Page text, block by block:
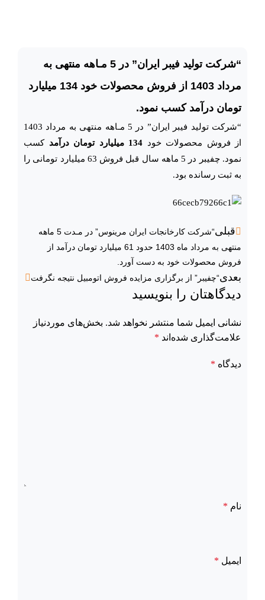
“شرکت تولید فیبر ایران” در 5 مـاهه منتهی به
مرداد 1403 از فروش محصولات خود 134 میلیارد
تومان درآمد کسب نمود.
“شرکت تولید فیبر ایران” در 5 مـاهه منتهی به مرداد 1403
از فروش محصولات خود 134 میلیارد تومان درآمد
کسب
نمود. چفیبر در 5 ماهه سال قبل فروش 63 میلیارد تومانی را
به ثبت رسانده بود.
قبلی
“شرکت کارخانجات ایران مرینوس” در مـدت 5 ماهه
منتهی به مرداد ماه 1403 حدود 61 میلیارد تومان درآمد از
فروش محصولات خود به دست آورد.
بعدی“چفیبر” از برگزاری مزایده فروش اتومبیل نتیجه نگرفت
دیدگاهتان را بنویسید
نشانی ایمیل شما منتشر نخواهد شد. بخش‌های موردنیاز
علامت‌گذاری شده‌اند *
دیدگاه *
نام *
ایمیل *